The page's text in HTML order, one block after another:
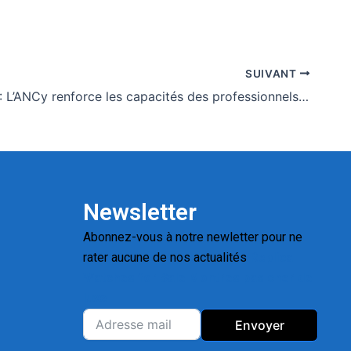
SUIVANT
A Kpalimé : L’ANCy renforce les capacités des professionnels des médias en cybersécurité
Newsletter
Abonnez-vous à notre newletter pour ne
rater aucune de nos actualités
Envoyer